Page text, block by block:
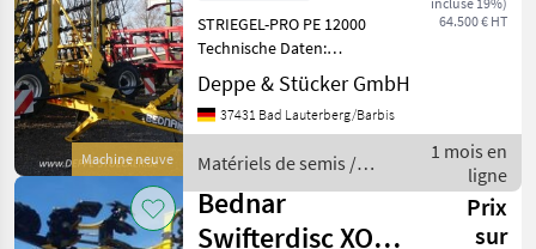
Machine neuve
64.500 € HT
STRIEGEL-PRO PE 12000
Technische Daten:
Arbeitsbreite - 12 m,
Transportbreite - 3 m,
Transportlänge - 8, 8 m,
Arbeitstiefe - 0 - 4 cm,
Anzah
Deppe & Stücker GmbH
37431 Bad Lauterberg/Barbis
Matériels de semis /
Bednar
1 mois en
ligne
Bednar
Swifterdisc XO
Prix
sur